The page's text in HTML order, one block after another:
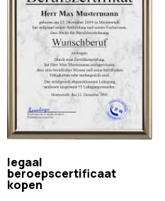
legaal
beroepscertificaat
kopen